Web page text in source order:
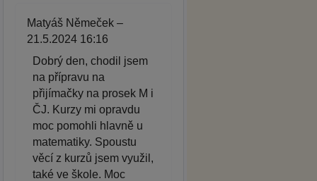
Matyáš Němeček –
21.5.2024 16:16
Dobrý den, chodil jsem
na přípravu na
přijímačky na prosek M i
ČJ. Kurzy mi opravdu
moc pomohli hlavně u
matematiky. Spoustu
věcí z kurzů jsem využil,
také ve škole. Moc